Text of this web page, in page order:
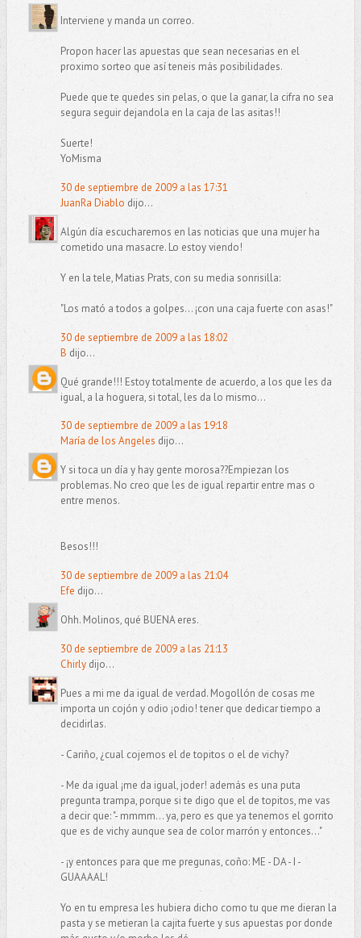
Interviene y manda un correo.
Propon hacer las apuestas que sean necesarias en el
proximo sorteo que así teneis más posibilidades.
Puede que te quedes sin pelas, o que la ganar, la cifra no sea
segura seguir dejandola en la caja de las asitas!!
Suerte!
YoMisma
30 de septiembre de 2009 a las 17:31
JuanRa Diablo dijo...
Algún día escucharemos en las noticias que una mujer ha
cometido una masacre. Lo estoy viendo!
Y en la tele, Matias Prats, con su media sonrisilla:
"Los mató a todos a golpes... ¡con una caja fuerte con asas!"
30 de septiembre de 2009 a las 18:02
B dijo...
Qué grande!!! Estoy totalmente de acuerdo, a los que les da
igual, a la hoguera, si total, les da lo mismo...
30 de septiembre de 2009 a las 19:18
María de los Angeles dijo...
Y si toca un día y hay gente morosa??Empiezan los
problemas. No creo que les de igual repartir entre mas o
entre menos.
Besos!!!
30 de septiembre de 2009 a las 21:04
Efe dijo...
Ohh. Molinos, qué BUENA eres.
30 de septiembre de 2009 a las 21:13
Chirlydijo...
Pues a mi me da igual de verdad. Mogollón de cosas me
importa un cojón y odio ¡odio! tener que dedicar tiempo a
decidirlas.
- Cariño, ¿cual cojemos el de topitos o el de vichy?
- Me da igual ¡me da igual, joder! además es una puta
pregunta trampa, porque si te digo que el de topitos, me vas
a decir que: "- mmmm... ya, pero es que ya tenemos el gorrito
que es de vichy aunque sea de color marrón y entonces..."
- ¡y entonces para que me pregunas, coño: ME - DA - I -
GUAAAAL!
Yo en tu empresa les hubiera dicho como tu que me dieran la
pasta y se metieran la cajita fuerte y sus apuestas por donde